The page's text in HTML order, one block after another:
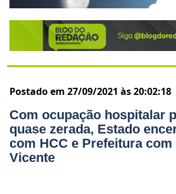
Postado em 27/09/2021 às 20:02:18
Com ocupação hospitalar
quase zerada, Estado
com HCC e Prefeitura com
Vicente